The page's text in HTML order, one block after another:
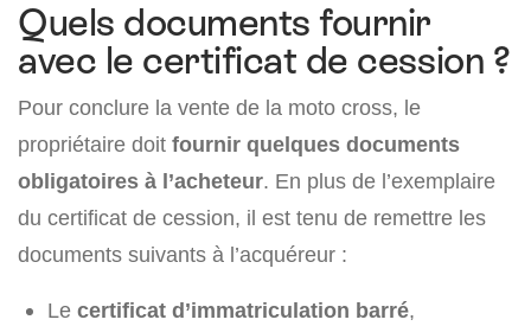
Quels documents fournir
avec le certificat de cession ?
Pour conclure la vente de la moto cross, le
propriétaire doit fournir quelques documents
obligatoires à l’acheteur. En plus de l’exemplaire
du certificat de cession, il est tenu de remettre les
documents suivants à l’acquéreur :
Le certificat d’immatriculation barré,